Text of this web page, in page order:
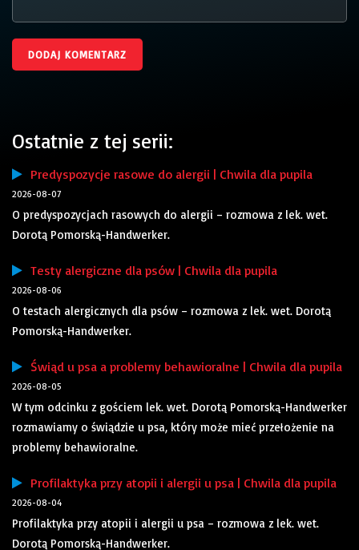
Ostatnie z tej serii:
Predyspozycje rasowe do alergii | Chwila dla pupila
2026-08-07
O predyspozycjach rasowych do alergii – rozmowa z lek. wet.
Dorotą Pomorską-Handwerker.
Testy alergiczne dla psów | Chwila dla pupila
2026-08-06
O testach alergicznych dla psów – rozmowa z lek. wet. Dorotą
Pomorską-Handwerker.
Świąd u psa a problemy behawioralne | Chwila dla pupila
2026-08-05
W tym odcinku z gościem lek. wet. Dorotą Pomorską-Handwerker
rozmawiamy o świądzie u psa, który może mieć przełożenie na
problemy behawioralne.
Profilaktyka przy atopii i alergii u psa | Chwila dla pupila
2026-08-04
Profilaktyka przy atopii i alergii u psa – rozmowa z lek. wet.
Dorotą Pomorską-Handwerker.